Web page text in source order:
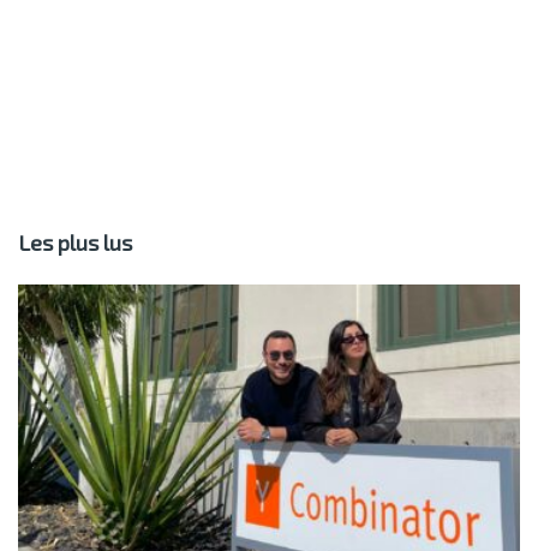
Les plus lus